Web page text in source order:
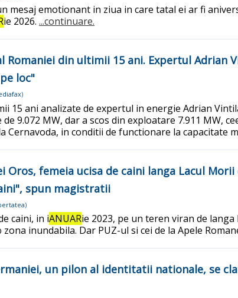
mesaj emotionant in ziua in care tatal ei ar fi
ie 2026. ...continuare.
Romaniei din ultimii 15 ani. Expertul Adrian
loc"
)
15 ani analizate de expertul in energie Adrian
9.072 MW, dar a scos din exploatare 7.911 MW,
Cernavoda, in conditii de functionare la capacitate
Oros, femeia ucisa de caini langa Lacul
spun magistratii
)
caini, in iANUARie 2023, pe un teren viran de
inundabila. Dar PUZ-ul si cei de la Apele
un pilon al identitatii nationale, se